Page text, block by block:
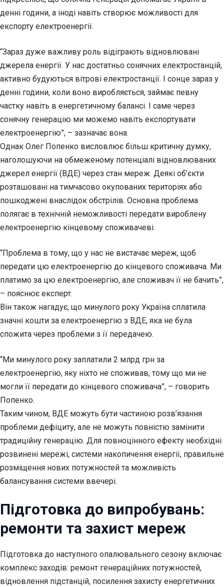
денні години, а іноді навіть створює можливості для
експорту електроенергії.
“Зараз дуже важливу роль відіграють відновлювані
джерела енергії. У нас достатньо сонячних електростанцій,
активно будуються вітрові електростанції. І сонце зараз у
денні години, коли воно виробляється, займає певну
частку навіть в енергетичному балансі. І саме через
сонячну генерацію ми можемо навіть експортувати
електроенергію”, – зазначає вона.
Однак Олег Попенко висловлює більш критичну думку,
наголошуючи на обмеженому потенціалі відновлюваних
джерел енергії (ВДЕ) через стан мереж. Деякі об’єкти
розташовані на тимчасово окупованих територіях або
пошкоджені внаслідок обстрілів. Основна проблема
полягає в технічній неможливості передати вироблену
електроенергію кінцевому споживачеві.
“Проблема в тому, що у нас не вистачає мереж, щоб
передати цю електроенергію до кінцевого споживача. Ми
платимо за цю електроенергію, але споживач її не бачить”,
– пояснює експерт.
Він також нагадує, що минулого року Україна сплатила
значні кошти за електроенергію з ВДЕ, яка не була
спожита через проблеми з її передачею.
“Ми минулого року заплатили 2 млрд грн за
електроенергію, яку ніхто не споживав, тому що ми не
могли її передати до кінцевого споживача”, – говорить
Попенко.
Таким чином, ВДЕ можуть бути частиною розв’язання
проблеми дефіциту, але не можуть повністю замінити
традиційну генерацію. Для повноцінного ефекту необхідні
розвинені мережі, системи накопичення енергії, правильне
розміщення нових потужностей та можливість
балансування системи ввечері.
Підготовка до випробувань:
ремонти та захист мереж
Підготовка до наступного опалювального сезону включає
комплекс заходів: ремонт генераційних потужностей,
відновлення підстанцій, посилення захисту енергетичних